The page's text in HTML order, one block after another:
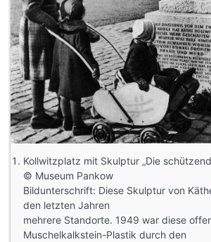
Kollwitzplatz mit Skulptur „Die
© Museum Pankow
Bildunterschrift: Diese Skulptur von
den letzten Jahren
mehrere Standorte. 1949 war diese
Muschelkalkstein-Plastik durch den